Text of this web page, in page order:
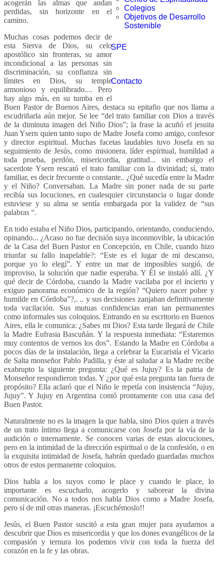
Colegios
Objetivos de Desarrollo
Sostenible
SPE
Contacto
acogerán las almas que andan
perdidas, sin horizonte en el
camino.
Muchas cosas podemos decir de
esta Sierva de Dios, su celo
apostólico sin fronteras, su amor
incondicional a las personas sin
discriminación, su confianza sin
límites en Dios, su temple
armonioso y equilibrado.... Pero
hay algo más, en su tumba en el
Buen Pastor de Buenos Aires, destaca su epitafio que nos llama a
escudriñarla aún mejor. Se lee “del trato familiar con Dios a través
de la diminuta imagen del Niño Dios”; la frase la acuñó el jesuita
Juan Ysern quien tanto supo de Madre Josefa como amigo, confesor
y director espiritual. Muchas facetas laudables tuvo Josefa en su
seguimiento de Jesús, como misionera, líder espiritual, humildad a
toda prueba, perdón, misericordia, gratitud... sin embargo el
sacerdote Ysern rescató el trato familiar con la divinidad; sí, trato
familiar, es decir frecuente o constante.. ¿Qué sucedía entre la Madre
y el Niño? Conversaban. La Madre sin poner nada de su parte
recibía sus locuciones, en cualesquier circunstancia o lugar donde
estuviese y su alma se sentía embargada por la validez de “sus
palabras “.
En todo estaba el Niño Dios, participando, orientando, conduciendo,
opinando... ¿Acaso no fue decisión suya inconmovible, la ubicación
de la Casa del Buen Pastor en Concepción, en Chile, cuando hizo
triunfar su fallo inapelable?: “Este es el lugar de mi descanso,
porque yo lo elegí”. Y entre un mar de imposibles surgió, de
improviso, la solución que nadie esperaba. Y Él se instaló allí. ¿Y
qué decir de Córdoba, cuando la Madre vacilaba por el incierto y
exiguo panorama económico de la región? “Quiero nacer pobre y
humilde en Córdoba”?,. .. y sus decisiones zanjaban definitivamente
toda vacilación. Sus mutuas confidencias eran tan permanentes
como informales sus coloquios. Entrando en su escritorio en Buenos
Aires, ella le comunica: ¿Sabes mi Dios? Esta tarde llegará de Chile
la Madre Eufrasia Bascuñán. Y la respuesta inmediata: “Estaremos
muy contentos de vernos los dos”. Estando la Madre en Córdoba a
pocos días de la instalación, llega a celebrar la Eucaristía el Vicario
de Salta monseñor Pablo Padilla, y éste al saludar a la Madre recibe
exabrupto la siguiente pregunta: ¿Qué es Jujuy? Es la patria de
Monseñor respondieron todas. Y ¿por qué esta pregunta tan fuera de
propósito? Ella aclaró que el Niño le repetía con insistencia “Jujuy,
Jujuy”. Y Jujuy en Argentina contó prontamente con una casa del
Buen Pastor.
Naturalmente no es la imagen la que habla, sino Dios quien a través
de un trato íntimo llega a comunicarse con Josefa por la vía de la
audición o internamente. Se conocen varias de estas alocuciones,
pero en la intimidad de la dirección espiritual o de la confesión, o en
la exquisita intimidad de Josefa, habrán quedado guardadas muchos
otros de estos permanente coloquios.
Dios habla a los suyos como le place y cuando le place, lo
importante es escucharlo, acogerlo y saborear la divina
comunicación. No a todos nos habla Dios como a Madre Josefa,
pero sí de mil otras maneras. ¡Escuchémoslo!!
Jesús, el Buen Pastor suscitó a esta gran mujer para ayudarnos a
descubrir que Dios es misericordia y que los dones evangélicos de la
compasión y ternura los podemos vivir con toda la fuerza del
corazón en la fe y las obras.